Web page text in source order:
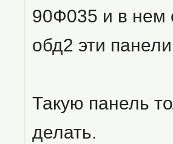
90Ф035 и в нем
обд2 эти
Такую панель
делать.